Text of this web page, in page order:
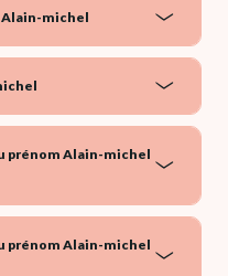
michel
prénom Alain-michel
prénom Alain-michel